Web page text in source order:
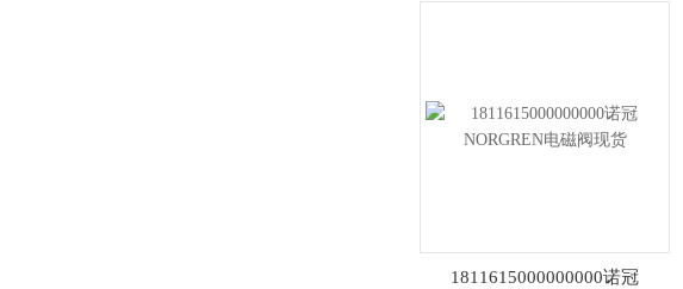
1811615000000000诺冠